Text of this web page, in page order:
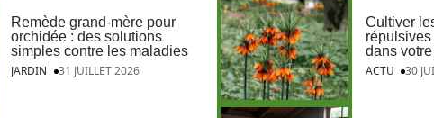
Remède grand-mère pour
orchidée : des solutions
simples contre les maladies
JARDIN
31 JUILLET 2026
Cultiver
dans
ACTU
30